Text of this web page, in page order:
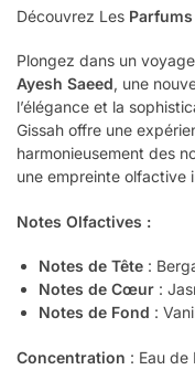
Découvrez Les Parfums
Plongez dans un
Ayesh Saeed, une
l’élégance et la
Gissah offre une
harmonieusement des
une empreinte olfactive
Notes Olfactives :
Notes de Tête :
Notes de Cœur :
Notes de Fond :
Concentration : Eau de